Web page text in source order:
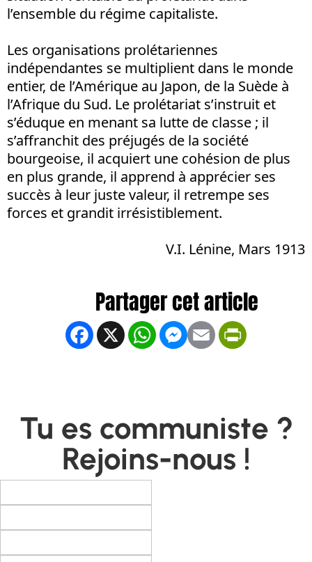
l’ensemble du régime capitaliste.
Les organisations prolétariennes
indépendantes se multiplient dans le monde
entier, de l’Amérique au Japon, de la Suède à
l’Afrique du Sud. Le prolétariat s’instruit et
s’éduque en menant sa lutte de classe ; il
s’affranchit des préjugés de la société
bourgeoise, il acquiert une cohésion de plus
en plus grande, il apprend à apprécier ses
succès à leur juste valeur, il retrempe ses
forces et grandit irrésistiblement.
V.I. Lénine, Mars 1913
Facebook
X WhatsApp
Messenger
Email
Tu es communiste ?
Rejoins-nous !